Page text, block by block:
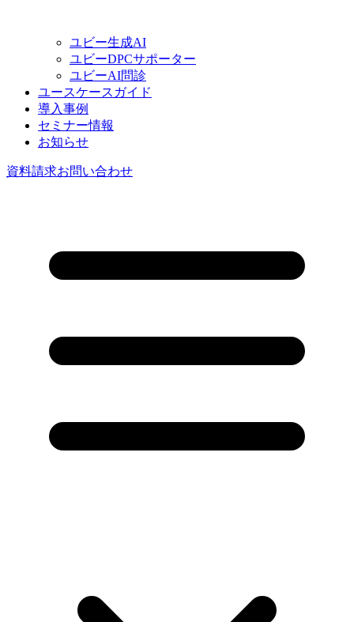
ユビー生成AI
ユビーDPCサポーター
ユビーAI問診
ユースケースガイド
導入事例
セミナー情報
お知らせ
資料請求お問い合わせ